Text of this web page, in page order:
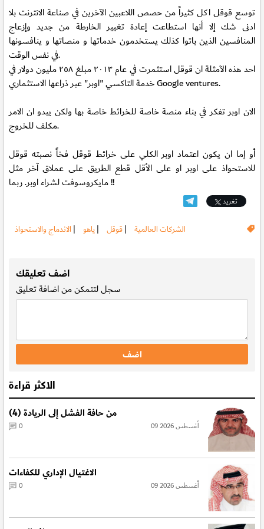
توسع قوقل اكل كثيراً من حصص اللاعبين الآخرين في صناعة الانترنت بلا
ادنى شك إلا أنها استطاعت إعادة تغيير الخارطة من جديد وإزعاج
المنافسين الذين باتوا كذلك يستخدمون خدماتها و منصاتها و ينافسونها
في نفس الوقت.
احد هذه الآمثلة ان قوقل استثمرت في عام ٢٠١٣ مبلغ ٢٥٨ مليون دولار في
خدمة التاكسي "اوبر" عبر ذراعها الاستثماري Google ventures.
الان اوبر تفكر في بناء منصة خاصة للخرائط خاصة بها ولكن يبدو ان الامر
مكلف للخروج.
أو إما ان يكون اعتماد اوبر الكلي على خرائط قوقل فخاً نصبته قوقل
للاستحواذ على اوبر او على الأقل قطع الطريق على عملاق آخر مثل
مايكروسوفت لشراء اوبر. ربما !!
تغريد
الشركات العالمية |قوقل |ياهو | الاندماج والاستحواذ
اضف تعليقك
سجللتتمكن من اضافة تعليق
الاكثر قراءة
من حافة الفشل إلى الريادة (4)
09 أغسطس 2026 0
الاغتيال الإداري للكفاءات
09 أغسطس 2026 0